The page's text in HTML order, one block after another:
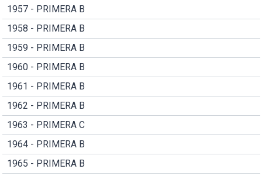
1957 - PRIMERA B
1958 - PRIMERA B
1959 - PRIMERA B
1960 - PRIMERA B
1961 - PRIMERA B
1962 - PRIMERA B
1963 - PRIMERA C
1964 - PRIMERA B
1965 - PRIMERA B